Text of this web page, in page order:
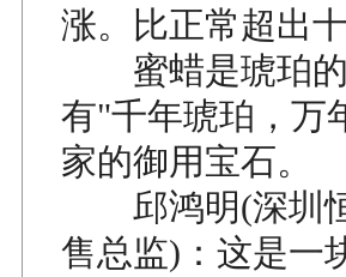
涨。比正常超出
蜜蜡是琥珀的
有"千年琥珀，万
家的御用宝石。
邱鸿明(深圳恒
售总监)：这是一